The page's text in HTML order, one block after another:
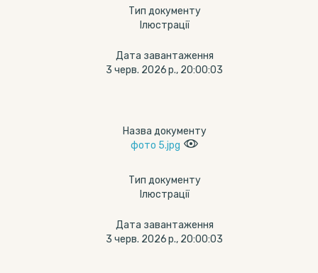
Тип документу
Ілюстрації
Дата завантаження
3 черв. 2026 р., 20:00:03
Назва документу
фото 5.jpg
Тип документу
Ілюстрації
Дата завантаження
3 черв. 2026 р., 20:00:03